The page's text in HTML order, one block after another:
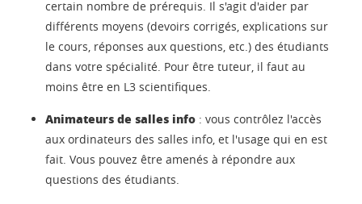
certain nombre de prérequis. Il s'agit d'aider par
différents moyens (devoirs corrigés, explications sur
le cours, réponses aux questions, etc.) des étudiants
dans votre spécialité. Pour être tuteur, il faut au
moins être en L3 scientifiques.
Animateurs de salles info : vous contrôlez l'accès
aux ordinateurs des salles info, et l'usage qui en est
fait. Vous pouvez être amenés à répondre aux
questions des étudiants.